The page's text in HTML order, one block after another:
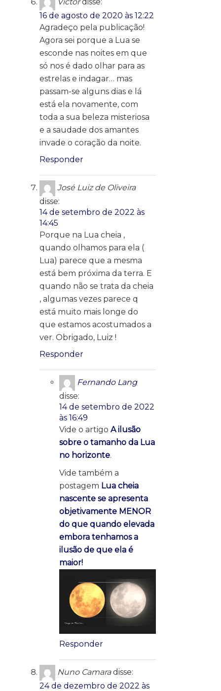
16 de agosto de 2020 às 12:22
Agradeço pela publicação!
Agora sei porque a Lua se
esconde nas noites em que
só nos é dado olhar para as
estrelas e indagar… mas
passam-se alguns dias e lá
está ela novamente, com
toda a sua beleza misteriosa
e a saudade dos amantes
invade o coração da noite.
Responder
José Luiz de Oliveira
disse:
14 de setembro de 2022 às
14:45
Porque na Lua cheia ,
quando olhamos para ela (
Lua) parece que a mesma
está bem próxima da terra. E
quando não se trata da cheia
, algumas vezes parece q
está muito mais longe do
que estamos acostumados a
ver. Obrigado, Luiz !
Responder
Fernando Lang
disse:
14 de setembro de 2022
às 16:49
Vide o artigo A ilusão
sobre o tamanho da Lua
no horizonte.
Vide também a
postagem Lua cheia
nascente se apresenta
objetivamente MENOR
do que quando elevada
embora tenhamos a
ilusão de que ela é
maior!
Responder
Nuno Camara disse:
24 de dezembro de 2022 às